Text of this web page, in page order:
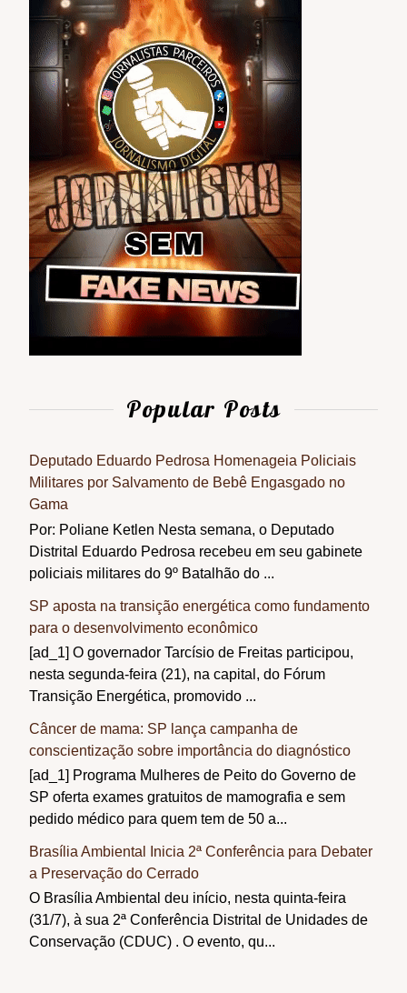
Popular Posts
Deputado Eduardo Pedrosa Homenageia Policiais
Militares por Salvamento de Bebê Engasgado no
Gama
Por: Poliane Ketlen Nesta semana, o Deputado
Distrital Eduardo Pedrosa recebeu em seu gabinete
policiais militares do 9º Batalhão do ...
SP aposta na transição energética como fundamento
para o desenvolvimento econômico
[ad_1] O governador Tarcísio de Freitas participou,
nesta segunda-feira (21), na capital, do Fórum
Transição Energética, promovido ...
Câncer de mama: SP lança campanha de
conscientização sobre importância do diagnóstico
[ad_1] Programa Mulheres de Peito do Governo de
SP oferta exames gratuitos de mamografia e sem
pedido médico para quem tem de 50 a...
Brasília Ambiental Inicia 2ª Conferência para Debater
a Preservação do Cerrado
O Brasília Ambiental deu início, nesta quinta-feira
(31/7), à sua 2ª Conferência Distrital de Unidades de
Conservação (CDUC) . O evento, qu...